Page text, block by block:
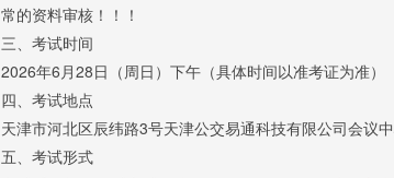
常的资料审核！！！
三、考试时间
2026年6月28日（周日）下午（具体时间以准考证为准）
四、考试地点
天津市河北区辰纬路3号天津公交易通科技有限公司会议
五、考试形式